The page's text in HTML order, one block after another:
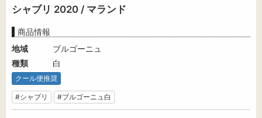
シャブリ 2020 / マランド
商品情報
地域
ブルゴーニュ
種類
白
クール便推奨
#シャブリ #ブルゴーニュ白